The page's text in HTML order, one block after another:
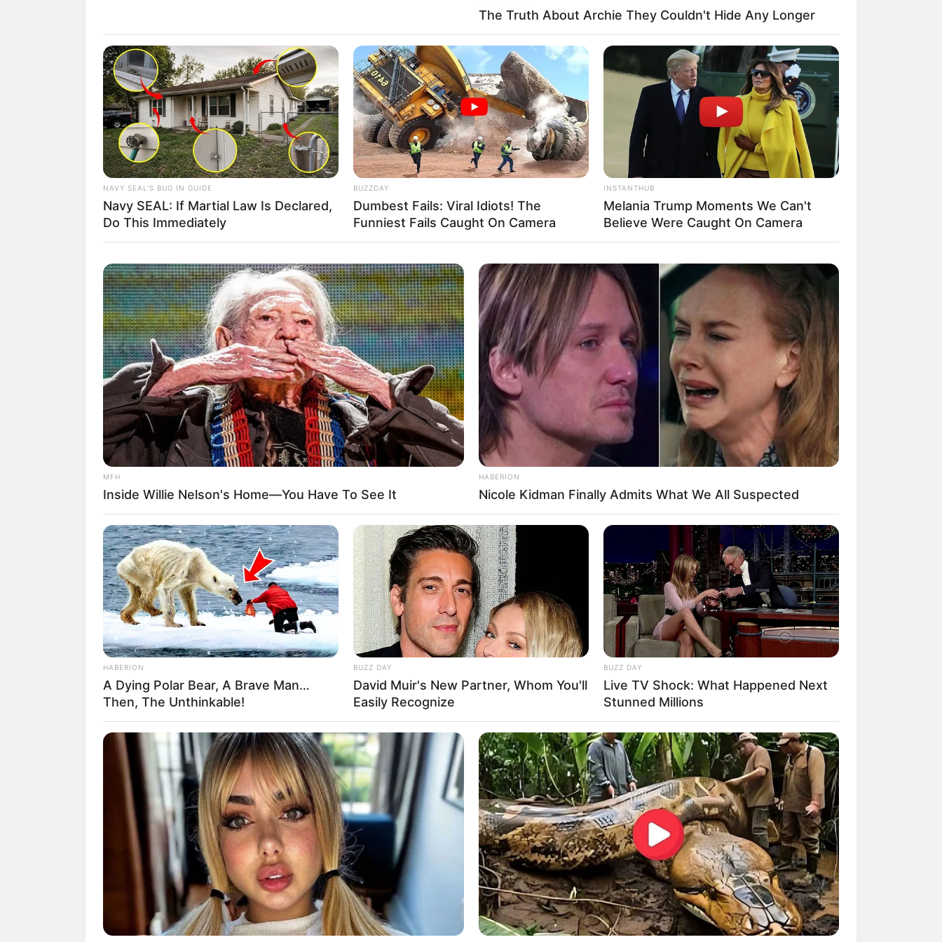
Mute
Baca juga:Biodata, Profil, dan Fakta Arief Fadhillah
(foto: instagram/hanamalasan)
Biodata & Profil
Nama Lengkap: Hana Prinantina Malasan
Nama Panggung: Hana Prinantina, Hana Malasan
Nama Panggilan: Hana
Tempat, Tanggal Lahir: Bandung, Jawa Barat, 28 Juni 1991
Kewarganegaraan: Indonesia
Agama: Islam
Fail! 10 Potret Makanan Gagal
Dimasak yang Bikin Kamu
Nggak Selera
10 Pose Manekin Anti
Mainstream yang Konyol
8 Kata Lucu Seputar Malam
Minggu ala Jomblo yang Bikin
Ngenes
10 Desain Kanopi Tempat
Tidur, Serasa Beristirahat di
Kamar Raja
Tampil Lebih Modern, 7 Potret
Hasil Renovasi Rumah Berusia
90 Tahun
The Truth About Archie They Couldn't Hide Any Longer
NAVY SEAL'S BUG IN GUIDE
Navy SEAL: If Martial Law Is Declared,
Do This Immediately
BUZZDAY
Dumbest Fails: Viral Idiots! The
Funniest Fails Caught On Camera
INSTANTHUB
Melania Trump Moments We Can't
Believe Were Caught On Camera
MFH
Inside Willie Nelson's Home—You Have To See It
HABERION
Nicole Kidman Finally Admits What We All Suspected
HABERION
A Dying Polar Bear, A Brave Man…
Then, The Unthinkable!
BUZZ DAY
David Muir's New Partner, Whom You'll
Easily Recognize
BUZZ DAY
Live TV Shock: What Happened Next
Stunned Millions